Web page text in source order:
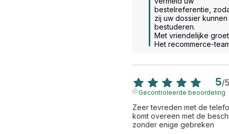
bestelreferentie,
zij uw dossier kunnen
bestuderen.
Met vriendelijke
Het recommerce-
5/5
Gecontroleerde beoordeling
Zeer tevreden met de
komt overeen met de
zonder enige gebreken